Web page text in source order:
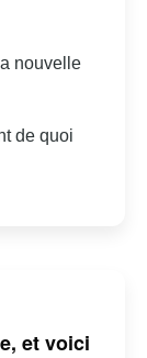
nouvelle
de quoi
et voici